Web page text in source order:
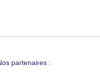
partenaires :